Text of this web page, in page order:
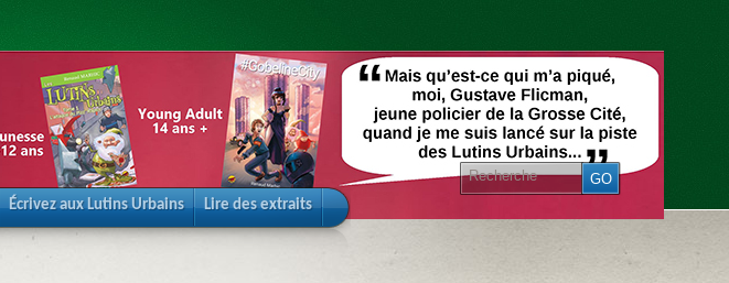
Écrivez aux Lutins Urbains Lire des extraits